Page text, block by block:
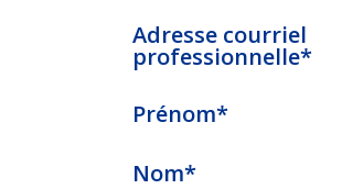
Adresse courriel
professionnelle*
Prénom*
Nom*